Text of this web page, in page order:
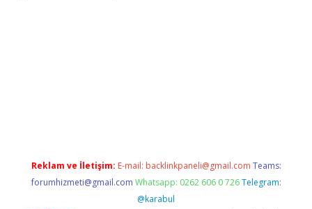
Reklam ve İletişim: E-mail: backlinkpaneli@gmail.com Teams:
forumhizmeti@gmail.com Whatsapp: 0262 606 0 726 Telegram:
@karabul